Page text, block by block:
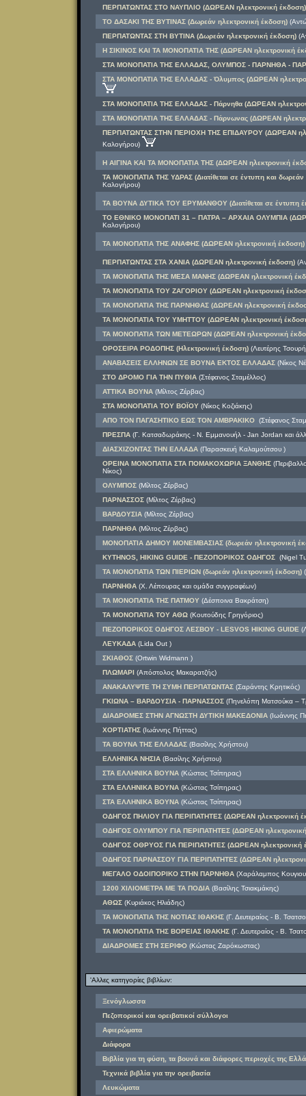
ΠΕΡΠΑΤΩΝΤΑΣ ΣΤΟ ΝΑΥΠΛΙΟ (ΔΩΡΕΑΝ ηλεκτρονική έκδοση)
ΤΟ ΔΑΣΑΚΙ ΤΗΣ ΒΥΤΙΝΑΣ (Δωρεάν ηλεκτρονική έκδοση)
ΠΕΡΠΑΤΩΝΤΑΣ ΣΤΗ ΒΥΤΙΝΑ (Δωρεάν ηλεκτρονική έκδοση)
Η ΣΙΚΙΝΟΣ ΚΑΙ ΤΑ ΜΟΝΟΠΑΤΙΑ ΤΗΣ (ΔΩΡΕΑΝ ηλεκτρονική
ΣΤΑ ΜΟΝΟΠΑΤΙΑ ΤΗΣ ΕΛΛΑΔΑΣ, ΟΛΥΜΠΟΣ - ΠΑΡΝΗΘΑ -
ΣΤΑ ΜΟΝΟΠΑΤΙΑ ΤΗΣ ΕΛΛΑΔΑΣ - Όλυμπος (ΔΩΡΕΑΝ
ΣΤΑ ΜΟΝΟΠΑΤΙΑ ΤΗΣ ΕΛΛΑΔΑΣ - Πάρνηθα (ΔΩΡΕΑΝ
ΣΤΑ ΜΟΝΟΠΑΤΙΑ ΤΗΣ ΕΛΛΑΔΑΣ - Πάρνωνας (ΔΩΡΕΑΝ
ΠΕΡΠΑΤΩΝΤΑΣ ΣΤΗΝ ΠΕΡΙΟΧΗ ΤΗΣ ΕΠΙΔΑΥΡΟΥ (ΔΩΡΕΑΝ
Καλογήρου)
Η ΑΙΓΙΝΑ ΚΑΙ ΤΑ ΜΟΝΟΠΑΤΙΑ ΤΗΣ (ΔΩΡΕΑΝ ηλεκτρονική
ΤΑ ΜΟΝΟΠΑΤΙΑ ΤΗΣ ΥΔΡΑΣ (Διατίθεται σε έντυπη και δωρεάν
Καλογήρου)
ΤΑ ΒΟΥΝΑ ΔΥΤΙΚΑ ΤΟΥ ΕΡΥΜΑΝΘΟΥ (Διατίθεται σε έντυπη
ΤΟ ΕΘΝΙΚΟ ΜΟΝΟΠΑΤΙ 31 – ΠΑΤΡΑ – ΑΡΧΑΙΑ ΟΛΥΜΠΙΑ
Καλογήρου)
ΤΑ ΜΟΝΟΠΑΤΙΑ ΤΗΣ ΑΝΑΦΗΣ (ΔΩΡΕΑΝ ηλεκτρονική έκδοση)
ΠΕΡΠΑΤΩΝΤΑΣ ΣΤΑ ΧΑΝΙΑ (ΔΩΡΕΑΝ ηλεκτρονική έκδοση)
ΤΑ ΜΟΝΟΠΑΤΙΑ ΤΗΣ ΜΕΣΑ ΜΑΝΗΣ (ΔΩΡΕΑΝ ηλεκτρονική
ΤΑ ΜΟΝΟΠΑΤΙΑ ΤOY ΖΑΓΟΡΙΟΥ (ΔΩΡΕΑΝ ηλεκτρονική
ΤΑ ΜΟΝΟΠΑΤΙΑ ΤΗΣ ΠΑΡΝΗΘΑΣ (ΔΩΡΕΑΝ ηλεκτρονική
ΤΑ ΜΟΝΟΠΑΤΙΑ ΤΟΥ ΥΜΗΤΤΟΥ (ΔΩΡΕΑΝ ηλεκτρονική
ΤΑ ΜΟΝΟΠΑΤΙΑ ΤΩΝ ΜΕΤΕΩΡΩΝ (ΔΩΡΕΑΝ ηλεκτρονική
ΟΡΟΣΕΙΡΑ ΡΟΔΟΠΗΣ (Ηλεκτρονική έκδοση)(Λευτέρης
ΑΝΑΒΑΣΕΙΣ ΕΛΛΗΝΩΝ ΣΕ ΒΟΥΝΑ ΕΚΤΟΣ ΕΛΛΑΔΑΣ(Νίκος
ΣΤΟ ΔΡΟΜΟ ΓΙΑ ΤΗΝ ΠΥΘΙΑ(Στέφανος Σταμέλλος)
ΑΤΤΙΚΑ ΒΟΥΝΑ(Μίλτος Ζέρβας)
ΣΤΑ ΜΟΝΟΠΑΤΙΑ ΤΟΥ ΒΟΪΟΥ(Νίκος Κοζιάκης)
ΑΠΟ ΤΟΝ ΠΑΓΑΣΗΤΙΚΟ ΕΩΣ ΤΟΝ ΑΜΒΡΑΚΙΚΟ (Στέφανος
ΠΡΕΣΠΑ(Γ. Κατσαδωράκης - Ν. Εμμανουήλ - Jan Jordan και
ΔΙΑΣΧΙΖΟΝΤΑΣ ΤΗΝ ΕΛΛΑΔΑ (Παρασκευή Καλαμούτσου )
ΟΡΕΙΝΑ ΜΟΝΟΠΑΤΙΑ ΣΤΑ ΠΟΜΑΚΟΧΩΡΙΑ ΞΑΝΘΗΣ
Νίκος)
ΟΛΥΜΠΟΣ(Μίλτος Ζέρβας)
ΠΑΡΝΑΣΣΟΣ(Μίλτος Ζέρβας)
ΒΑΡΔΟΥΣΙΑ(Μίλτος Ζέρβας)
ΠΑΡΝΗΘΑ(Μίλτος Ζέρβας)
ΜΟΝΟΠΑΤΙΑ ΔΗΜΟΥ ΜΟΝΕΜΒΑΣΙΑΣ (δωρεάν ηλεκτρονική
KYTHNOS, HIKING GUIDE - ΠΕΖΟΠΟΡΙΚΟΣ ΟΔΗΓΟΣ (Nigel
ΤΑ ΜΟΝΟΠΑΤΙΑ ΤΩΝ ΠΙΕΡΙΩΝ (δωρεάν ηλεκτρονική έκδοση)
ΠΑΡΝΗΘΑ(Χ. Λέπουρας και ομάδα συγγραφέων)
ΤΑ ΜΟΝΟΠΑΤΙΑ ΤΗΣ ΠΑΤΜΟΥ(Δέσποινα Βακράτση)
ΤΑ ΜΟΝΟΠΑΤΙΑ ΤΟΥ ΑΘΩ (Κουτούδης Γρηγόριος)
ΠΕΖΟΠΟΡΙΚΟΣ ΟΔΗΓΟΣ ΛΕΣΒΟΥ - LESVOS HIKING GUIDE
ΛΕΥΚΑΔΑ(Lida Out )
ΣΚΙΑΘΟΣ(Ortwin Widmann )
ΠΛΩΜΑΡΙ (Απόστολος Μακαρατζής)
ΑΝΑΚΑΛΥΨΤΕ ΤΗ ΣΥΜΗ ΠΕΡΠΑΤΩΝΤΑΣ(Σαράντης Κρητικός)
ΓΚΙΩΝΑ – ΒΑΡΔΟΥΣΙΑ - ΠΑΡΝΑΣΣΟΣ(Πηνελόπη Ματσούκα –
ΔΙΑΔΡΟΜΕΣ ΣΤΗΝ ΑΓΝΩΣΤΗ ΔΥΤΙΚΗ ΜΑΚΕΔΟΝΙΑ(Ιωάννης
ΧΟΡΤΙΑΤΗΣ(Ιωάννης Πήττας)
ΤΑ ΒΟΥΝΑ ΤΗΣ ΕΛΛΑΔΑΣ(Βασίλης Χρήστου)
ΕΛΛΗΝΙΚΑ ΝΗΣΙΑ(Βασίλης Χρήστου)
ΣΤΑ ΕΛΛΗΝΙΚΑ ΒΟΥΝΑ(Κώστας Τσίπηρας)
ΣΤΑ ΕΛΛΗΝΙΚΑ ΒΟΥΝΑ(Κώστας Τσίπηρας)
ΣΤΑ ΕΛΛΗΝΙΚΑ ΒΟΥΝΑ(Κώστας Τσίπηρας)
ΟΔΗΓΟΣ ΠΗΛΙΟΥ ΓΙΑ ΠΕΡΙΠΑΤΗΤΕΣ (ΔΩΡΕΑΝ ηλεκτρονική
ΟΔΗΓΟΣ ΟΛΥΜΠΟΥ ΓΙΑ ΠΕΡΙΠΑΤΗΤΕΣ (ΔΩΡΕΑΝ
ΟΔΗΓΟΣ ΟΘΡΥΟΣ ΓΙΑ ΠΕΡΙΠΑΤΗΤΕΣ (ΔΩΡΕΑΝ ηλεκτρονική
ΟΔΗΓΟΣ ΠΑΡΝΑΣΣΟΥ ΓΙΑ ΠΕΡΙΠΑΤΗΤΕΣ (ΔΩΡΕΑΝ
ΜΕΓΑΛΟ ΟΔΟΙΠΟΡΙΚΟ ΣΤΗΝ ΠΑΡΝΗΘΑ(Χαράλαμπος
1200 ΧΙΛΙΟΜΕΤΡΑ ΜΕ ΤΑ ΠΟΔΙΑ(Βασίλης Τσιακμάκης)
ΑΘΩΣ(Κυριάκος Ηλιάδης)
ΤΑ ΜΟΝΟΠΑΤΙΑ ΤΗΣ ΝΟΤΙΑΣ ΙΘΑΚΗΣ(Γ. Δευτεραίος - Β.
ΤΑ ΜΟΝΟΠΑΤΙΑ ΤΗΣ ΒΟΡΕΙΑΣ ΙΘΑΚΗΣ(Γ. Δευτεραίος - Β.
ΔΙΑΔΡΟΜΕΣ ΣΤΗ ΣΕΡΙΦΟ(Κώστας Ζαρόκωστας)
'Αλλες κατηγορίες βιβλίων:
Ξενόγλωσσα
Πεζοπορικοί και ορειβατικοί σύλλογοι
Αφιερώματα
Διάφορα
Βιβλία για τη φύση, τα βουνά και διάφορες περιοχές της
Τεχνικά βιβλία για την ορειβασία
Λευκώματα